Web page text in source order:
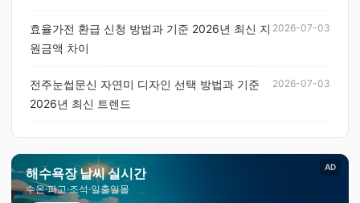
효율가전 환급 신청 방법과 기준 2026년 최신 지
원금액 차이
2026-07-03
전주눈썹문신 자연미 디자인 선택 방법과 기준
2026년 최신 트렌드
2026-07-03
AD
해수욕장 날씨 실시간
수온·파고·조석·일출일몰